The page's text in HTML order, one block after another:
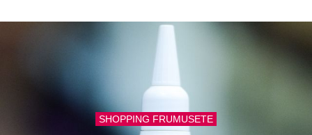
SHOPPING FRUMUSETE